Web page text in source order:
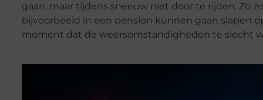
gaan, maar tijdens sneeuw niet door te rijden. Zo
bijvoorbeeld in een pension kunnen gaan slapen
moment dat de weersomstandigheden te slecht